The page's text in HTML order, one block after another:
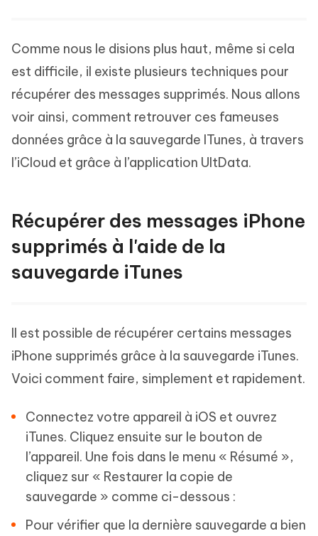
Comme nous le disions plus haut, même si cela
est difficile, il existe plusieurs techniques pour
récupérer des messages supprimés. Nous allons
voir ainsi, comment retrouver ces fameuses
données grâce à la sauvegarde ITunes, à travers
l’iCloud et grâce à l’application UltData.
Récupérer des messages iPhone
supprimés à l'aide de la
sauvegarde iTunes
Il est possible de récupérer certains messages
iPhone supprimés grâce à la sauvegarde iTunes.
Voici comment faire, simplement et rapidement.
Connectez votre appareil à iOS et ouvrez
iTunes. Cliquez ensuite sur le bouton de
l’appareil. Une fois dans le menu « Résumé »,
cliquez sur « Restaurer la copie de
sauvegarde » comme ci-dessous :
Pour vérifier que la dernière sauvegarde a bien